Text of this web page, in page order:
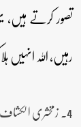
تصور کرتے
رہیں، اللہ
4۔ زمخشری